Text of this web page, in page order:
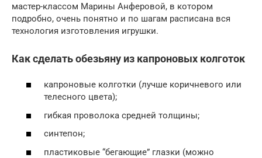
мастер-классом Марины Анферовой, в котором
подробно, очень понятно и по шагам расписана вся
технология изготовления игрушки.
Как сделать обезьяну из капроновых колготок
капроновые колготки (лучше коричневого или
телесного цвета);
гибкая проволока средней толщины;
синтепон;
пластиковые “бегающие” глазки (можно